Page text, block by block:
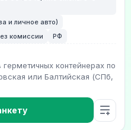
и личное авто)
комиссии
РФ
контейнерах по
или Балтийская (СПб,